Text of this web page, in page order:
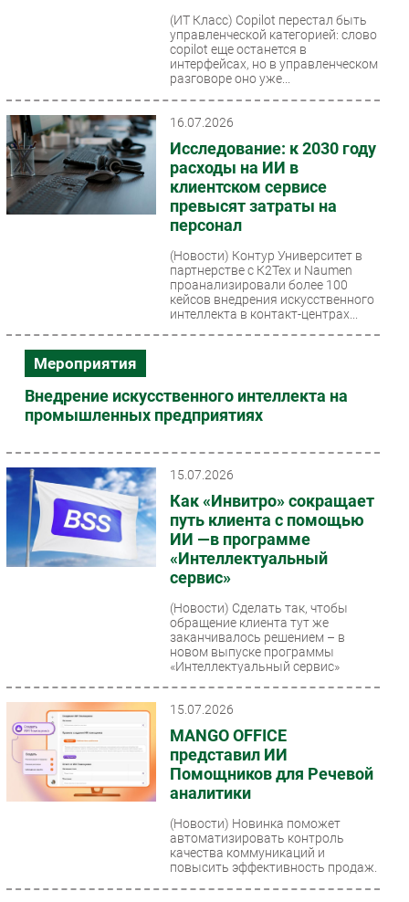
(ИТ Класс) Copilot перестал быть
управленческой категорией: слово
copilot еще останется в
интерфейсах, но в управленческом
разговоре оно уже...
16.07.2026
Исследование: к 2030 году
расходы на ИИ в
клиентском сервисе
превысят затраты на
персонал
(Новости) Контур Университет в
партнерстве с К2Тех и Naumen
проанализировали более 100
кейсов внедрения искусственного
интеллекта в контакт-центрах...
Мероприятия
Внедрение искусственного интеллекта на
промышленных предприятиях
15.07.2026
Как «Инвитро» сокращает
путь клиента с помощью
ИИ —в программе
«Интеллектуальный
сервис»
(Новости) Сделать так, чтобы
обращение клиента тут же
заканчивалось решением – в
новом выпуске программы
«Интеллектуальный сервис»
15.07.2026
MANGO OFFICE
представил ИИ
Помощников для Речевой
аналитики
(Новости) Новинка поможет
автоматизировать контроль
качества коммуникаций и
повысить эффективность продаж.